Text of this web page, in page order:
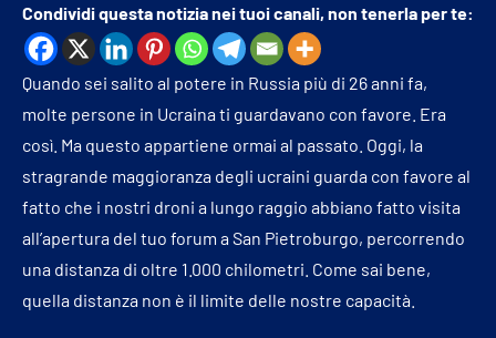
Condividi questa notizia nei tuoi canali, non tenerla per te:
Quando sei salito al potere in Russia più di 26 anni fa,
molte persone in Ucraina ti guardavano con favore. Era
così. Ma questo appartiene ormai al passato. Oggi, la
stragrande maggioranza degli ucraini guarda con favore al
fatto che i nostri droni a lungo raggio abbiano fatto visita
all’apertura del tuo forum a San Pietroburgo, percorrendo
una distanza di oltre 1.000 chilometri. Come sai bene,
quella distanza non è il limite delle nostre capacità.